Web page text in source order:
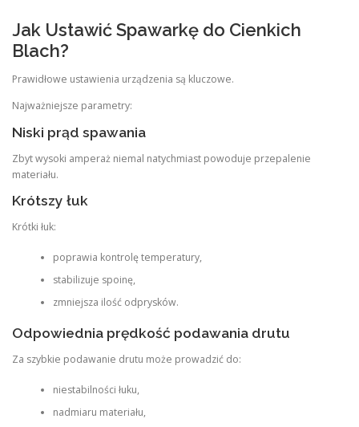
Jak Ustawić Spawarkę do Cienkich
Blach?
Prawidłowe ustawienia urządzenia są kluczowe.
Najważniejsze parametry:
Niski prąd spawania
Zbyt wysoki amperaż niemal natychmiast powoduje przepalenie
materiału.
Krótszy łuk
Krótki łuk:
poprawia kontrolę temperatury,
stabilizuje spoinę,
zmniejsza ilość odprysków.
Odpowiednia prędkość podawania drutu
Za szybkie podawanie drutu może prowadzić do:
niestabilności łuku,
nadmiaru materiału,